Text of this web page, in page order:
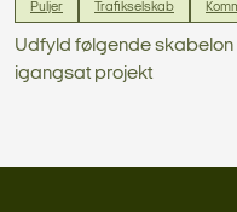
Puljer Trafikselskab
Udfyld følgende
igangsat projekt